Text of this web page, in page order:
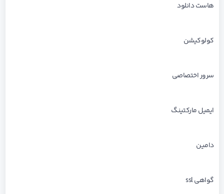
هاست دانلود
کولوکیشن
سرور اختصاصی
ایمیل مارکتینگ
دامین
گواهی ssl